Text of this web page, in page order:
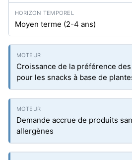
Moyen terme (2-4 ans)
Croissance de la préférence
pour les snacks à base de
Demande accrue de produits
allergènes